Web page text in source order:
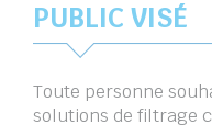
PUBLIC VISÉ
Toute personne
solutions de filtrage